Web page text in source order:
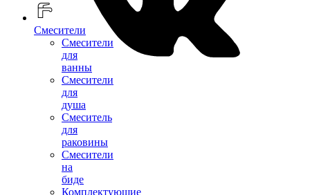
Смесители
Смесители
для
ванны
Смесители
для
душа
Смеситель
для
раковины
Смесители
на
биде
Комплектующие